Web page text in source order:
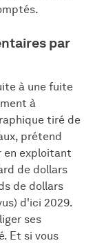
par
à une fuite
à
tiré de
prétend
en exploitant
de dollars
de dollars
d'ici 2029.
ses
Et si vous